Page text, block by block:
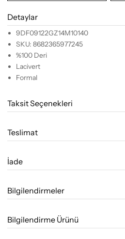
Detaylar
9DF09122GZ14M10140
SKU: 8682365977245
%100 Deri
Lacivert
Formal
Taksit Seçenekleri
Teslimat
İade
Bilgilendirmeler
Bilgilendirme Ürünü